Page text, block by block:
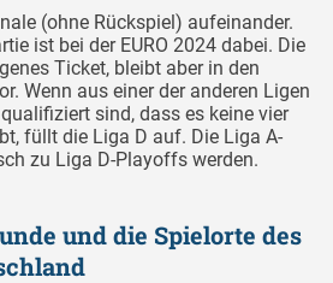
(ohne Rückspiel) aufeinander.
ist bei der EURO 2024 dabei. Die
Ticket, bleibt aber in den
Wenn aus einer der anderen Ligen
sind, dass es keine vier
füllt die Liga D auf. Die Liga A-
zu Liga D-Playoffs werden.
und die Spielorte des